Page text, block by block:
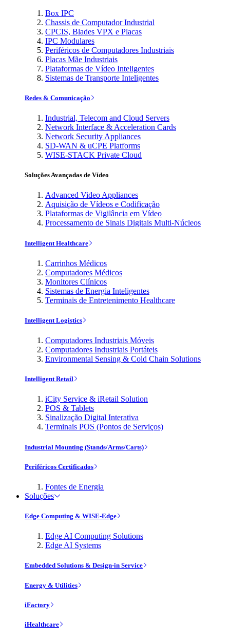
Box IPC
Chassis de Computador Industrial
CPCIS, Blades VPX e Placas
IPC Modulares
Periféricos de Computadores Industriais
Placas Mãe Industriais
Plataformas de Vídeo Inteligentes
Sistemas de Transporte Inteligentes
Redes & Comunicação
Industrial, Telecom and Cloud Servers
Network Interface & Acceleration Cards
Network Security Appliances
SD-WAN & uCPE Platforms
WISE-STACK Private Cloud
Soluções Avançadas de Vídeo
Advanced Video Appliances
Aquisição de Vídeos e Codificação
Plataformas de Vigilância em Vídeo
Processamento de Sinais Digitais Multi-Núcleos
Intelligent Healthcare
Carrinhos Médicos
Computadores Médicos
Monitores Clínicos
Sistemas de Energia Inteligentes
Terminais de Entretenimento Healthcare
Intelligent Logistics
Computadores Industriais Móveis
Computadores Industriais Portáteis
Environmental Sensing & Cold Chain Solutions
Intelligent Retail
iCity Service & iRetail Solution
POS & Tablets
Sinalização Digital Interativa
Terminais POS (Pontos de Serviços)
Industrial Mounting (Stands/Arms/Carts)
Periféricos Certificados
Fontes de Energia
Soluções
Edge Computing & WISE-Edge
Edge AI Computing Solutions
Edge AI Systems
Embedded Solutions & Design-in Service
Energy & Utilities
iFactory
iHealthcare